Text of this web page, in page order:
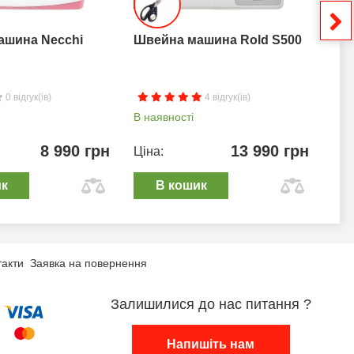
Necchi
0 відгук(ів)
8 990 грн
Швейна машина Rold S500
4 відгук(ів)
В наявності
Ціна: 13 990 грн
В кошик
Заявка на повернення
Залишилися до нас питання ?
Напишіть нам